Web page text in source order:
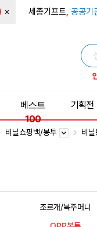
× 세종기프트, 공공기
베스트
100
기획전
비닐쇼핑백/봉투 비
조르개/복주머니